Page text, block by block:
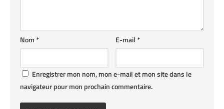
E-mail*
Nom*
Enregistrer mon nom, mon e-mail et mon site dans le
navigateur pour mon prochain commentaire.